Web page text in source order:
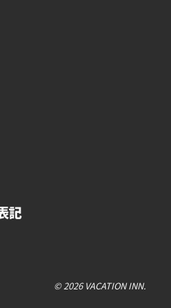
記
© 2026 VACATION INN.